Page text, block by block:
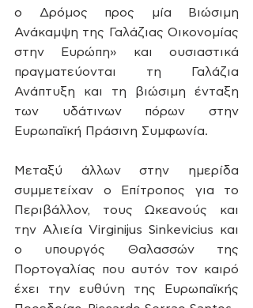
ο Δρόμος προς μία Βιώσιμη
Ανάκαμψη της Γαλάζιας Οικονομίας
στην Ευρώπη» και ουσιαστικά
πραγματεύονται τη Γαλάζια
Ανάπτυξη και τη βιώσιμη ένταξη
των υδάτινων πόρων στην
Ευρωπαϊκή Πράσινη Συμφωνία.
Μεταξύ άλλων στην ημερίδα
συμμετείχαν ο Επίτροπος για το
Περιβάλλον, τους Ωκεανούς και
την Αλιεία Virginijus Sinkevicius και
ο υπουργός Θαλασσών της
Πορτογαλίας που αυτόν τον καιρό
έχει την ευθύνη της Ευρωπαϊκής